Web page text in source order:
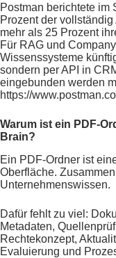
Postman berichtete im
Prozent der
mehr als 25 Prozent
Für RAG und
Wissenssysteme
sondern per API in
eingebunden werden
https://
Warum ist ein PDF-
Brain?
Ein PDF-Ordner ist
Oberfläche.
Unternehmenswissen.
Dafür fehlt zu viel:
Metadaten,
Rechtekonzept,
Evaluierung und